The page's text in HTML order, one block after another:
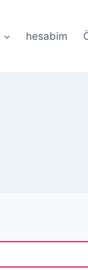
Tasarım Silikon
hesabim